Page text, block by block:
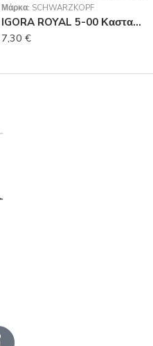
Μάρκα: SCHWARZKOPF
IGORA ROYAL 5-00 Καστανό Ανοιχτό Έντονο Φυσικό 60 ml
7,30 €